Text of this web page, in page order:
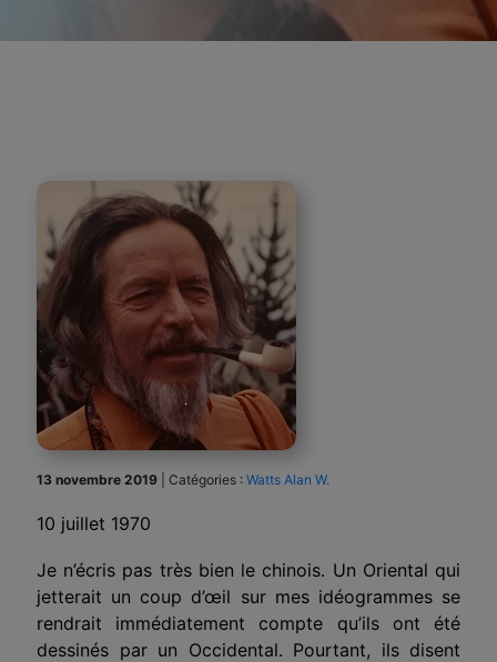
13 novembre 2019 Catégories : Watts Alan W.
10 juillet 1970
Je n’écris pas très bien le chinois. Un Oriental qui
jetterait un coup d’œil sur mes idéogrammes se
rendrait immédiatement compte qu’ils ont été
dessinés par un Occidental. Pourtant, ils disent